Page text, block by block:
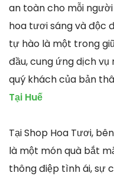
an toàn cho mỗi
hoa tươi sáng và độc
tự hào là một trong
đầu, cung ứng dịch
quý khách của bản
Tại Huế
Tại Shop Hoa Tươi,
là một món quà bắt
thông điệp tình ái, sự